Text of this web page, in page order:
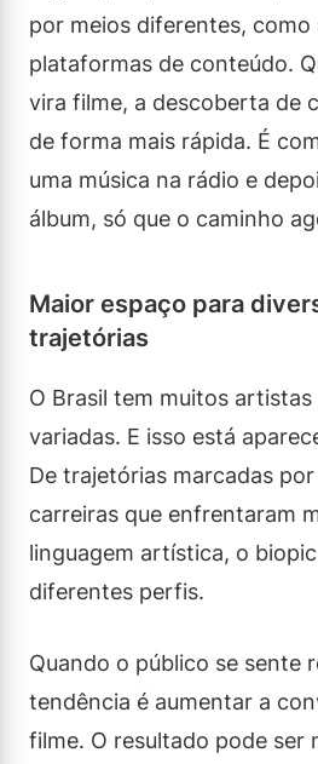
por meios diferentes, como
plataformas de conteúdo.
vira filme, a descoberta de
de forma mais rápida. É
uma música na rádio e
álbum, só que o caminho
Maior espaço para
trajetórias
O Brasil tem muitos
variadas. E isso está
De trajetórias marcadas
carreiras que enfrentaram
linguagem artística, o
diferentes perfis.
Quando o público se sente
tendência é aumentar a
filme. O resultado pode ser